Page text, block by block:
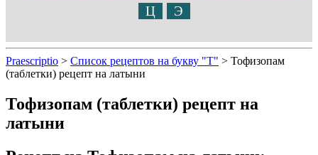
Ц
Э
Praescriptio > Список рецептов на букву "Т" > Тофизопам
(таблетки) рецепт на латыни
Тофизопам (таблетки) рецепт на
латыни